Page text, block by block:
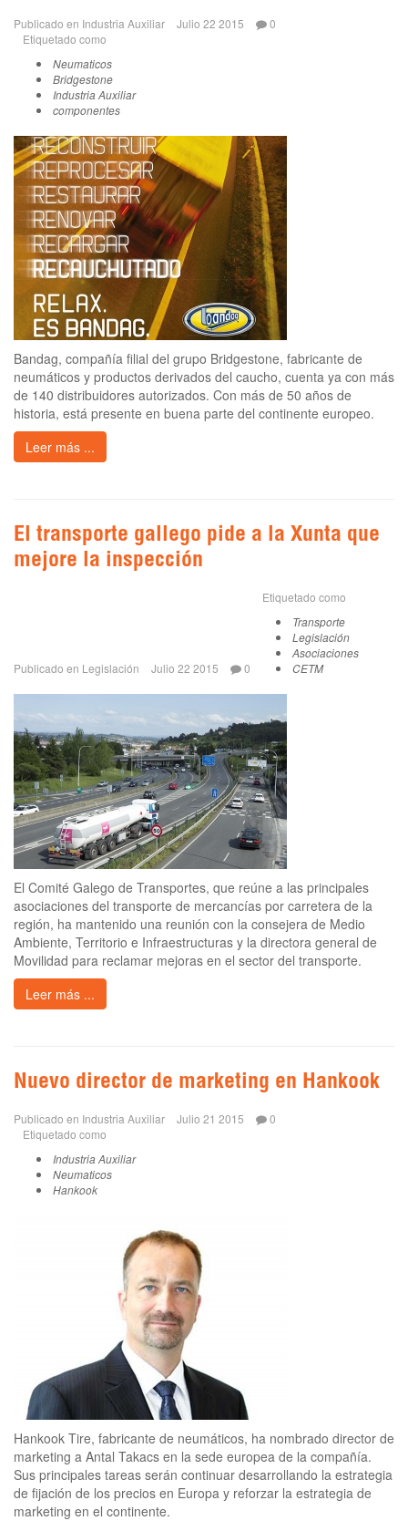
Publicado en Industria Auxiliar Julio 22 2015
0
Etiquetado como
Neumaticos
Bridgestone
Industria Auxiliar
componentes
Bandag, compañía filial del grupo Bridgestone, fabricante de
neumáticos y productos derivados del caucho, cuenta ya con más
de 140 distribuidores autorizados. Con más de 50 años de
historia, está presente en buena parte del continente europeo.
Leer más ...
El transporte gallego pide a la Xunta que
mejore la inspección
Publicado en Legislación Julio 22 2015 0
Etiquetado como
Transporte
Legislación
Asociaciones
CETM
El Comité Galego de Transportes, que reúne a las principales
asociaciones del transporte de mercancías por carretera de la
región, ha mantenido una reunión con la consejera de Medio
Ambiente, Territorio e Infraestructuras y la directora general de
Movilidad para reclamar mejoras en el sector del transporte.
Leer más ...
Nuevo director de marketing en Hankook
Publicado en Industria Auxiliar Julio 21 2015
0
Etiquetado como
Industria Auxiliar
Neumaticos
Hankook
Hankook Tire, fabricante de neumáticos, ha nombrado director de
marketing a Antal Takacs en la sede europea de la compañía.
Sus principales tareas serán continuar desarrollando la estrategia
de fijación de los precios en Europa y reforzar la estrategia de
marketing en el continente.